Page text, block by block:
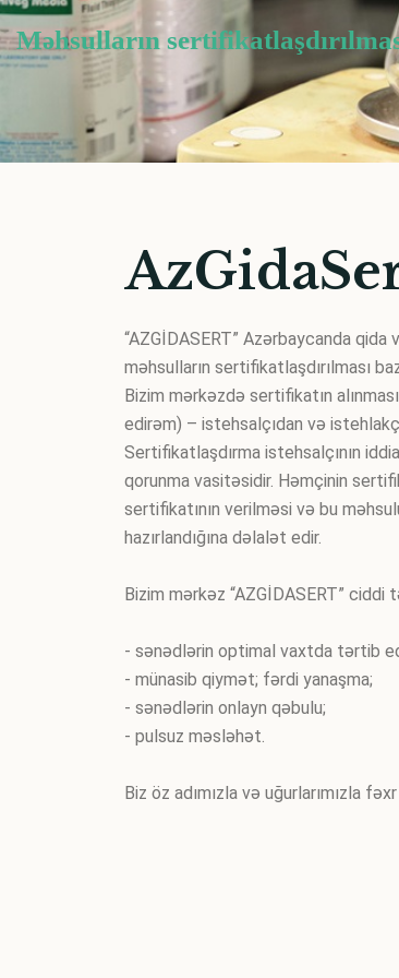
Məhsulların
Sertifikatlaşdırma xidmətləri
“AZGİDASERT” Azərbaycanda
məhsulların sertifikatlaşdırılması
Bizim mərkəzdə sertifikatın
edirəm) – istehsalçıdan və
Sertifikatlaşdırma istehsalçının
qorunma vasitəsidir. Həmçinin
sertifikatının verilməsi və bu
hazırlandığına dəlalət edir.
Bizim mərkəz “AZGİDASERT”
- sənədlərin optimal vaxtda tərtib
- münasib qiymət; fərdi yanaşma;
- sənədlərin onlayn qəbulu;
- pulsuz məsləhət.
Biz öz adımızla və uğurlarımızla